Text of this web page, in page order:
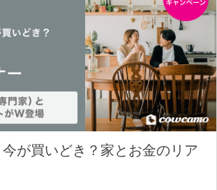
が買いどき？家とお金のリア